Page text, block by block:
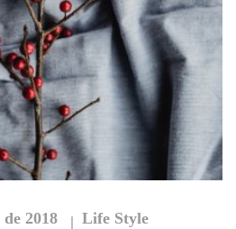
2018 Life Style